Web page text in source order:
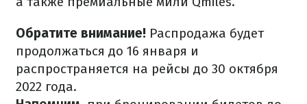
Обратите внимание! Распродажа будет
продолжаться до 16 января и
распространяется на рейсы до 30 октября
2022 года.